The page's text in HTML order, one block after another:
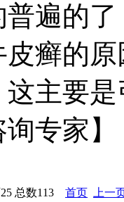
遍的
癣的
这主要
询专家】
总数113 首页 上一